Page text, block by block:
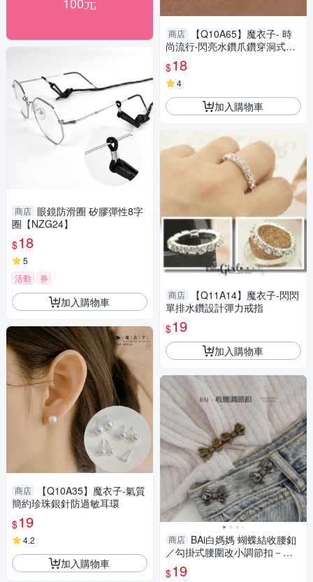
商店 眼鏡防滑圈 矽膠彈性8字
圈【NZG24】
$18
5
活動
券
加入購物車
商店
【Q10A35】魔衣子-氣質
簡約珍珠銀針防過敏耳環
$19
4.2
加入購物車
商店
【Q10A65】魔衣子- 時
尚流行‧閃亮水鑽爪鑽穿洞式耳
環
$18
4
加入購物車
商店
【Q11A14】魔衣子-閃閃
單排水鑽設計彈力戒指
$19
加入購物車
商店 BAi白媽媽 蝴蝶結收腰釦
／勾掛式腰圍改小調節扣－【3
46243】
$19